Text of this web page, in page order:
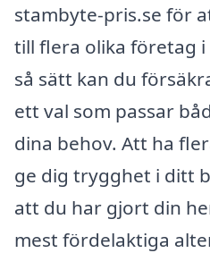
stambyte-pris.se för
till flera olika företag
så sätt kan du
ett val som passar
dina behov. Att ha
ge dig trygghet i ditt
att du har gjort din
mest fördelaktiga